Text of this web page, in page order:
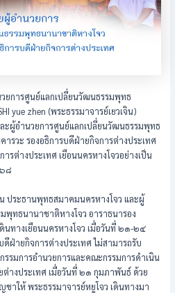
ยการศูนย์แลกเปลี่ยนวัฒนธรรมพุทธ
yue zhen (พระธรรมาจารย์เยวเจิน)
ะผู้อำนวยการศูนย์แลกเปลี่ยนวัฒนธรรมพุทธ
รวะ รองอธิการบดีฝ่ายกิจการต่างประเทศ
รต่างประเทศ เยือนนครหางโจวอย่างเป็น
๘
น ประธานพุทธสมาคมนครหางโจว และผู้
พุทธนานาชาติหางโจว อาราธนารอง
นทางเยือนนครหางโจว เมื่อวันที่ ๒๑-๒๔
ฝ่ายกิจการต่างประเทศ ไม่สามารถรับ
รมการอำนวยการและคณะกรรมการดำเนิน
ต่างประเทศ เมื่อวันที่ ๒๑ กุมภาพันธ์ ด้วย
ชาให้ พระธรรมาจารย์หยูโจว เดินทางมา